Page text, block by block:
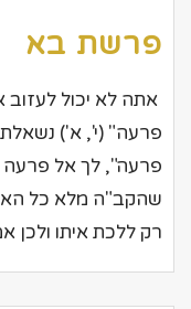
פרשת בא
אתה לא יכול
פרעה" (י', א')
פרעה", לך אל פרעה
שהקב"ה מלא כל
רק ללכת איתו ולכן